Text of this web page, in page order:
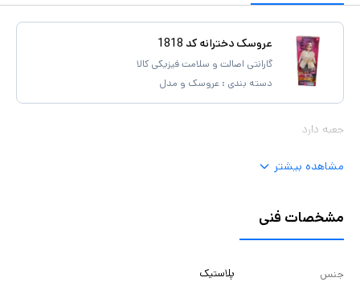
عروسک دخترانه کد 1818
گارانتی اصالت و سلامت فیزیکی کالا
دسته بندی : عروسک و مدل
جعبه دارد
مشاهده بیشتر
مشخصات فنی
جنس پلاستیک